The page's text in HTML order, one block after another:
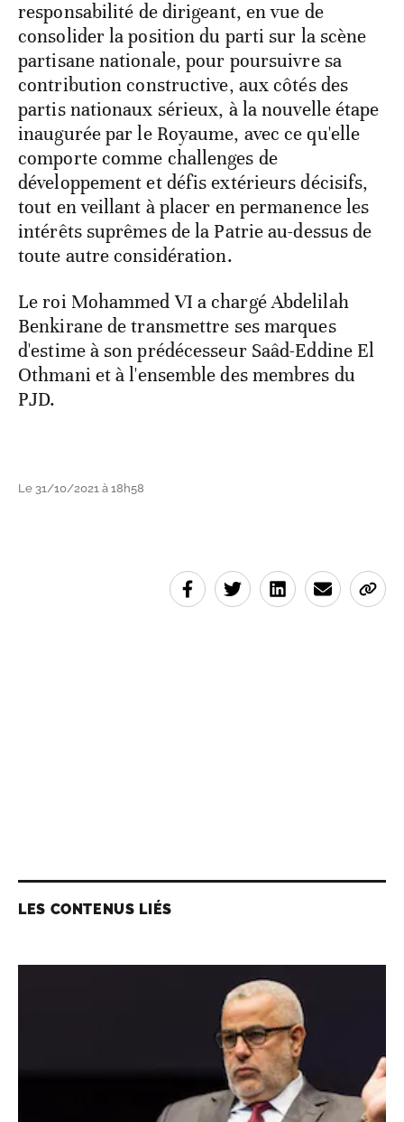
responsabilité de dirigeant, en vue de
consolider la position du parti sur la scène
partisane nationale, pour poursuivre sa
contribution constructive, aux côtés des
partis nationaux sérieux, à la nouvelle étape
inaugurée par le Royaume, avec ce qu'elle
comporte comme challenges de
développement et défis extérieurs décisifs,
tout en veillant à placer en permanence les
intérêts suprêmes de la Patrie au-dessus de
toute autre considération.
Le roi Mohammed VI a chargé Abdelilah
Benkirane de transmettre ses marques
d'estime à son prédécesseur Saâd-Eddine El
Othmani et à l'ensemble des membres du
PJD.
Le 31/10/2021 à 18h58
LES CONTENUS LIÉS